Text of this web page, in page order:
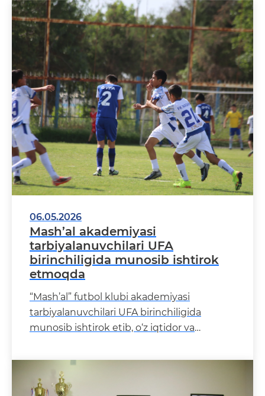
06.05.2026
Mash’al akademiyasi
tarbiyalanuvchilari UFA
birinchiligida munosib ishtirok
etmoqda
“Mash’al” futbol klubi akademiyasi
tarbiyalanuvchilari UFA birinchiligida
munosib ishtirok etib, o‘z iqtidor va